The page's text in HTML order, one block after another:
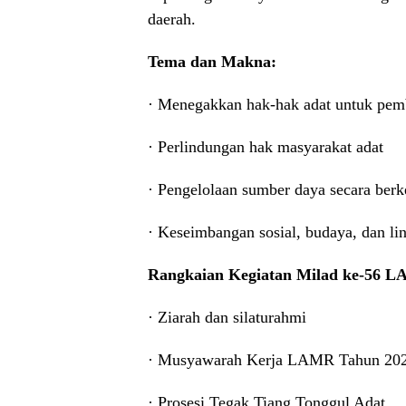
daerah.
Tema dan Makna:
· Menegakkan hak-hak adat untuk
· Perlindungan hak masyarakat adat
· Pengelolaan sumber daya secara
· Keseimbangan sosial, budaya, dan
Rangkaian Kegiatan Milad ke-56
· Ziarah dan silaturahmi
· Musyawarah Kerja LAMR Tahun
· Prosesi Tegak Tiang Tonggul Adat